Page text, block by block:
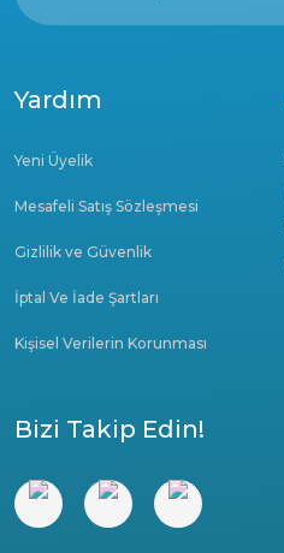
Yardım
Yeni Üyelik
Mesafeli Satış Sözleşmesi
Gizlilik ve Güvenlik
İptal Ve İade Şartları
Kişisel Verilerin Korunması
Bizi Takip Edin!